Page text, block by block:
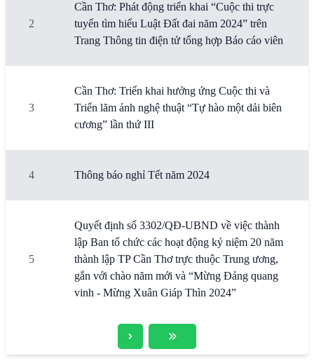
2
Cần Thơ: Phát động triển khai “Cuộc thi trực
tuyến tìm hiểu Luật Đất đai năm 2024” trên
Trang Thông tin điện tử tổng hợp Báo cáo viên
3
Cần Thơ: Triển khai hưởng ứng Cuộc thi và
Triển lãm ảnh nghệ thuật “Tự hào một dải biên
cương” lần thứ III
4 Thông báo nghỉ Tết năm 2024
5
Quyết định số 3302/QĐ-UBND về việc thành
lập Ban tổ chức các hoạt động kỷ niệm 20 năm
thành lập TP Cần Thơ trực thuộc Trung ương,
gắn với chào năm mới và “Mừng Ðảng quang
vinh - Mừng Xuân Giáp Thìn 2024”